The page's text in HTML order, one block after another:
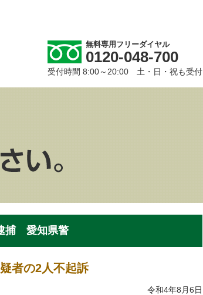
無料専用フリーダイヤル
0120-048-700
受付時間 8:00～20:00 土・日・祝も受付
捕 愛知県警
者の2人不起訴
令和4年8月6日